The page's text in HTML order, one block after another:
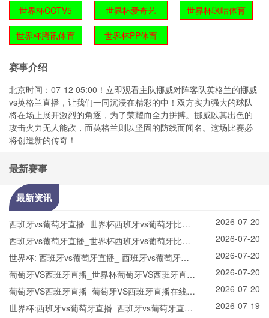
世界杯CCTV5 世界杯爱奇艺 世界杯咪咕体育
世界杯腾讯体育 世界杯PP体育
赛事介绍
北京时间：07-12 05:00！立即观看主队挪威对阵客队英格兰的挪威
vs英格兰直播，让我们一同沉浸在精彩的中！双方实力强大的球队
将在场上展开激烈的角逐，为了荣耀而全力拼搏。挪威以其出色的
攻击火力无人能敌，而英格兰则以坚固的防线而闻名。这场比赛必
将创造新的传奇！
最新赛事
最新资讯
西班牙vs葡萄牙直播_世界杯西班牙vs葡萄牙比赛
直播高清入口_西班牙vs葡萄牙预测分析直播
2026-07-20
西班牙vs葡萄牙直播_世界杯西班牙vs葡萄牙比赛
直播高清入口_西班牙vs葡萄牙预测分析直播
2026-07-20
世界杯: 西班牙vs葡萄牙直播_ 西班牙vs葡萄牙在
线直播_ 西班牙vs葡萄牙CCTV5直播入口-24直播
网
2026-07-20
葡萄牙VS西班牙直播_世界杯葡萄牙VS西班牙直播
_葡萄牙VS西班牙在线高清直播
2026-07-20
葡萄牙VS西班牙直播_葡萄牙VS西班牙直播在线观
看_葡萄牙VS西班牙实时全场直播入口
2026-07-20
世界杯:西班牙vs葡萄牙直播_西班牙vs葡萄牙直播
2026-07-19